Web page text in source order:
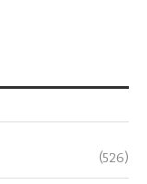
(526)